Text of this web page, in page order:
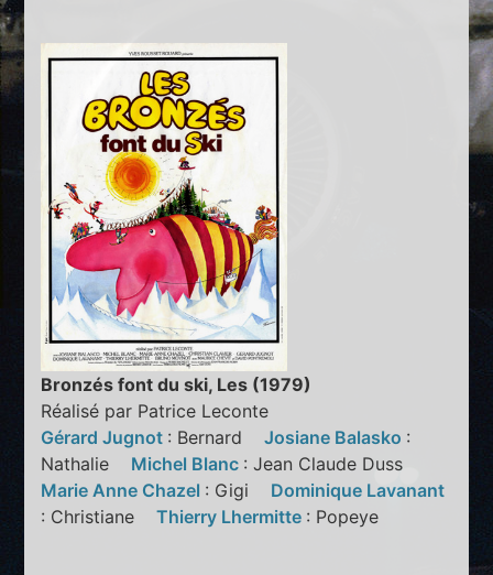
Bronzés font du ski, Les (1979)
Réalisé par Patrice Leconte
Gérard Jugnot : BernardJosiane Balasko :
Nathalie Michel Blanc : Jean Claude Duss
Marie Anne Chazel : Gigi Dominique Lavanant
: ChristianeThierry Lhermitte : Popeye